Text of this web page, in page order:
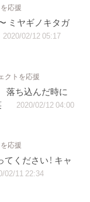
応援
ミヤギノキタガ
2020/02/12 05:17
クトを応援
落ち込んだ時に
2020/02/12 04:00
応援
ください！ キャ
02/11 22:34